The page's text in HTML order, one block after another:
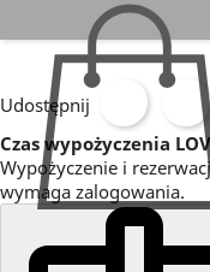
Udostępnij
Czas wypożyczenia
Wypożyczenie i
wymaga zalogowania.